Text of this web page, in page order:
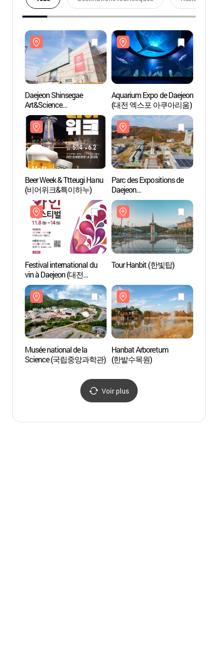
Daejeon Shinsegae
Art&Science
(대전신세계Art&Science)
Aquarium Expo de Daejeon
(대전 엑스포 아쿠아리움)
Beer Week & Ttteugi Hanu
(비어위크&특이하누)
Parc des Expositions de
Daejeon
(대전엑스포과학공원)
Festival international du
vin à Daejeon (대전
국제와인페스티벌)
Tour Hanbit (한빛탑)
Musée national de la
Science (국립중앙과학관)
Hanbat Arboretum
(한밭수목원)
Voir plus